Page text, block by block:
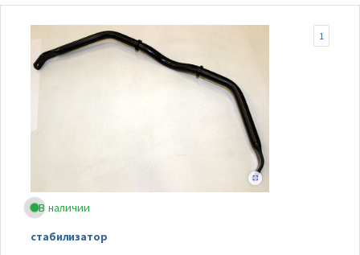
В наличии
стабилизатор
1